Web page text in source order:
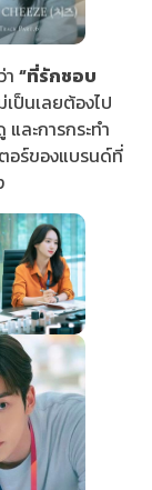
“ที่รักชอบ
เป็นเลยต้องไป
ละการกระทำ
อร์ของแบรนด์ที่